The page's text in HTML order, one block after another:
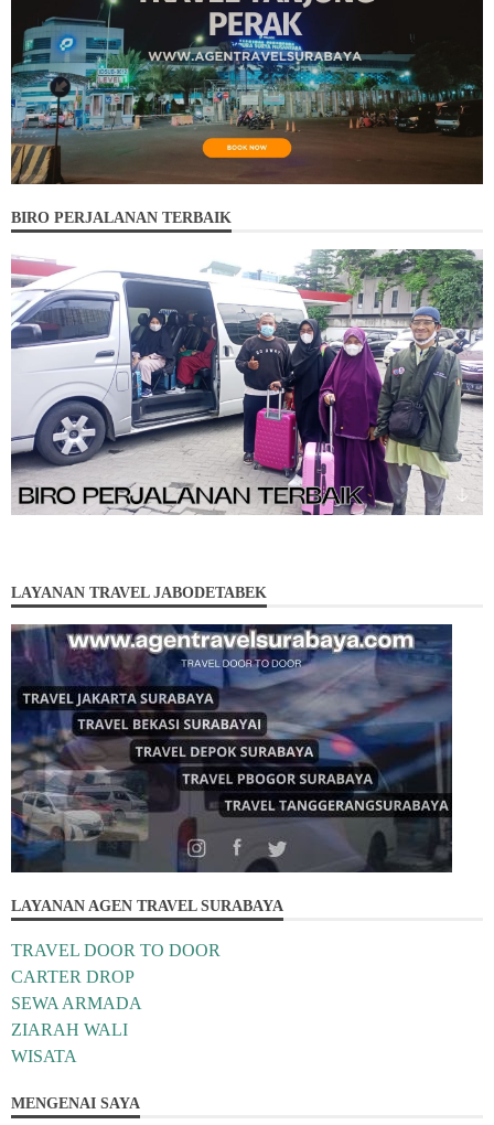
BIRO PERJALANAN TERBAIK
LAYANAN TRAVEL JABODETABEK
LAYANAN AGEN TRAVEL SURABAYA
TRAVEL DOOR TO DOOR
CARTER DROP
SEWA ARMADA
ZIARAH WALI
WISATA
MENGENAI SAYA